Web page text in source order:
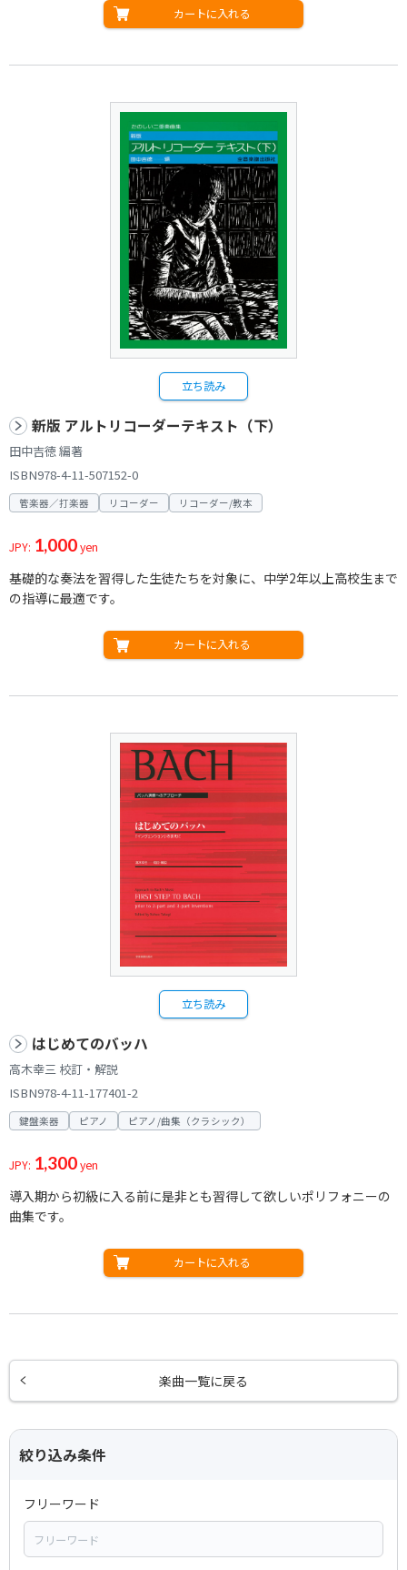
カートに入れる
立ち読み
新版 アルトリコーダーテキスト（下）
田中吉徳 編著
ISBN978-4-11-507152-0
管楽器／打楽器 リコーダー リコーダー/教本
JPY: 1,000yen
基礎的な奏法を習得した生徒たちを対象に、中学2年以上高校生まで
の指導に最適です。
カートに入れる
立ち読み
はじめてのバッハ
高木幸三 校訂・解説
ISBN978-4-11-177401-2
鍵盤楽器 ピアノ ピアノ/曲集（クラシック）
JPY: 1,300yen
導入期から初級に入る前に是非とも習得して欲しいポリフォニーの
曲集です。
カートに入れる
楽曲一覧に戻る
絞り込み条件
フリーワード